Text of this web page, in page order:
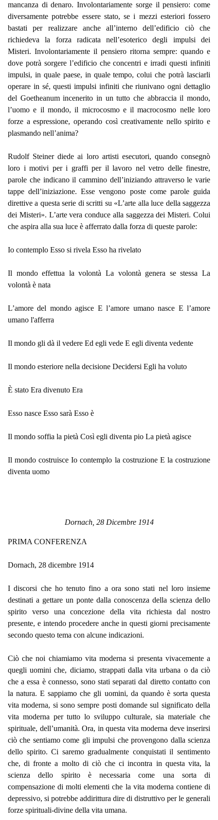
mancanza di denaro. Involontariamente sorge il pensiero: come
diversamente potrebbe essere stato, se i mezzi esteriori fossero
bastati per realizzare anche all’interno dell’edificio ciò che
richiedeva la forza radicata nell’esoterico degli impulsi dei
Misteri. Involontariamente il pensiero ritorna sempre: quando e
dove potrà sorgere l’edificio che concentri e irradi questi infiniti
impulsi, in quale paese, in quale tempo, colui che potrà lasciarli
operare in sé, questi impulsi infiniti che riunivano ogni dettaglio
del Goetheanum incenerito in un tutto che abbraccia il mondo,
l’uomo e il mondo, il microcosmo e il macrocosmo nelle loro
forze a espressione, operando così creativamente nello spirito e
plasmando nell’anima?
Rudolf Steiner diede ai loro artisti esecutori, quando consegnò
loro i motivi per i graffi per il lavoro nel vetro delle finestre,
parole che indicano il cammino dell’iniziando attraverso le varie
tappe dell’iniziazione. Esse vengono poste come parole guida
direttive a questa serie di scritti su «L’arte alla luce della saggezza
dei Misteri». L’arte vera conduce alla saggezza dei Misteri. Colui
che aspira alla sua luce è afferrato dalla forza di queste parole:
Io contemplo Esso si rivela Esso ha rivelato
Il mondo effettua la volontà La volontà genera se stessa La
volontà è nata
L’amore del mondo agisce E l’amore umano nasce E l’amore
umano l'afferra
Il mondo gli dà il vedere Ed egli vede E egli diventa vedente
Il mondo esteriore nella decisione Decidersi Egli ha voluto
È stato Era divenuto Era
Esso nasce Esso sarà Esso è
Il mondo soffia la pietà Così egli diventa pio La pietà agisce
Il mondo costruisce Io contemplo la costruzione E la costruzione
diventa uomo
Dornach, 28 Dicembre 1914
PRIMA CONFERENZA
Dornach, 28 dicembre 1914
I discorsi che ho tenuto fino a ora sono stati nel loro insieme
destinati a gettare un ponte dalla conoscenza della scienza dello
spirito verso una concezione della vita richiesta dal nostro
presente, e intendo procedere anche in questi giorni precisamente
secondo questo tema con alcune indicazioni.
Ciò che noi chiamiamo vita moderna si presenta vivacemente a
quegli uomini che, diciamo, strappati dalla vita urbana o da ciò
che a essa è connesso, sono stati separati dal diretto contatto con
la natura. E sappiamo che gli uomini, da quando è sorta questa
vita moderna, si sono sempre posti domande sul significato della
vita moderna per tutto lo sviluppo culturale, sia materiale che
spirituale, dell’umanità. Ora, in questa vita moderna deve inserirsi
ciò che sentiamo come gli impulsi che provengono dalla scienza
dello spirito. Ci saremo gradualmente conquistati il sentimento
che, di fronte a molto di ciò che ci incontra in questa vita, la
scienza dello spirito è necessaria come una sorta di
compensazione di molti elementi che la vita moderna contiene di
depressivo, si potrebbe addirittura dire di distruttivo per le generali
forze spirituali-divine della vita umana.